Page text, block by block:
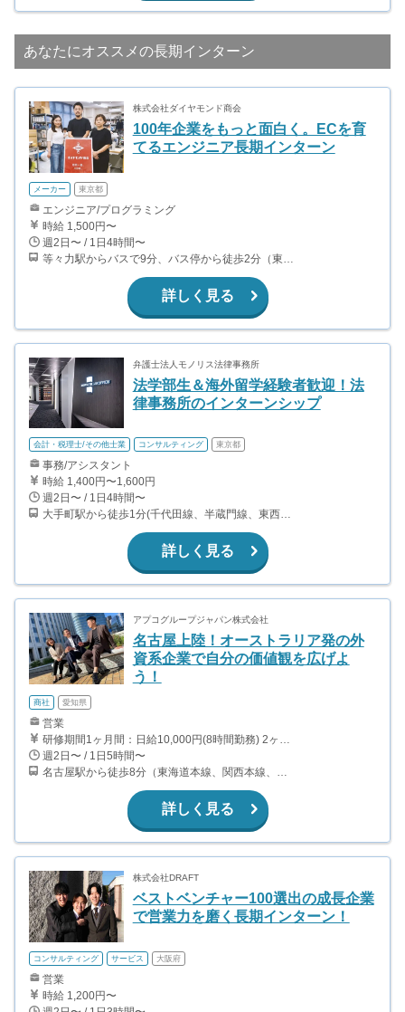
あなたにオススメの長期インターン
株式会社ダイヤモンド商会
100年企業をもっと面白く。ECを育
てるエンジニア長期インターン
メーカー 東京都
エンジニア/プログラミング
時給 1,500円〜
週2日〜 / 1日4時間〜
詳しく見る
弁護士法人モノリス法律事務所
法学部生＆海外留学経験者歓迎！法
律事務所のインターンシップ
会計・税理士/その他士業 コンサルティング 東京都
事務/アシスタント
時給 1,400円〜1,600円
週2日〜 / 1日4時間〜
大手町駅から徒歩1分(千代田線、半蔵門線、東西線 ほか) 東京駅から徒歩8分（山手線、京葉線、丸ノ内線 ほか） 神田駅から徒歩8分（山手線、中央線、京浜東北線 ほか） 竹橋駅から徒歩9分（東西線）
詳しく見る
アプコグループジャパン株式会社
名古屋上陸！オーストラリア発の外
資系企業で自分の価値観を広げよ
う！
商社 愛知県
営業
研修期間1ヶ月間：日給10,000円(8時間勤務) 2ヶ月目以降は、日給からインセンティブの大きい成功報酬型へと切り替えとなります。 1件成約につき約3,000円〜40,000円 ○営業成績に応じてボーナスあり。 ○海外26ヵ国への海外研修あり。 ○組織マネージャーに昇格すると、別途ボーナスあり。
週2日〜 / 1日5時間〜
名古屋駅から徒歩8分（東海道本線、関西本線、名古屋地下鉄東山線、桜通線、ほか）
詳しく見る
株式会社DRAFT
ベストベンチャー100選出の成長企業
で営業力を磨く長期インターン！
コンサルティング サービス 大阪府
営業
時給 1,200円〜